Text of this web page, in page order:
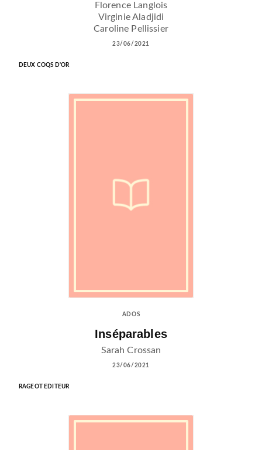
Florence Langlois
Virginie Aladjidi
Caroline Pellissier
23/06/2021
DEUX COQS D'OR
ADOS
Inséparables
Sarah Crossan
23/06/2021
RAGEOT EDITEUR